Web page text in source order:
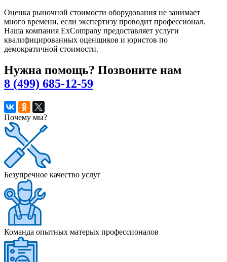
Оценка рыночной стоимости оборудования не занимает
много времени, если экспертизу проводит профессионал.
Наша компания ExCompany предоставляет услуги
квалифицированных оценщиков и юристов по
демократичной стоимости.
Нужна помощь? Позвоните нам
8 (499) 685-12-59
Почему мы?
Безупречное качество услуг
Команда опытных матерых профессионалов